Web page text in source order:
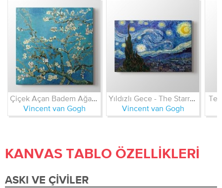
Çiçek Açan Badem Ağacı - Almond Blossom
Vincent van Gogh
Yıldızlı Gece - The Starry Night
Vincent van Gogh
KANVAS TABLO ÖZELLIKLERI
ASKI VE ÇIVILER